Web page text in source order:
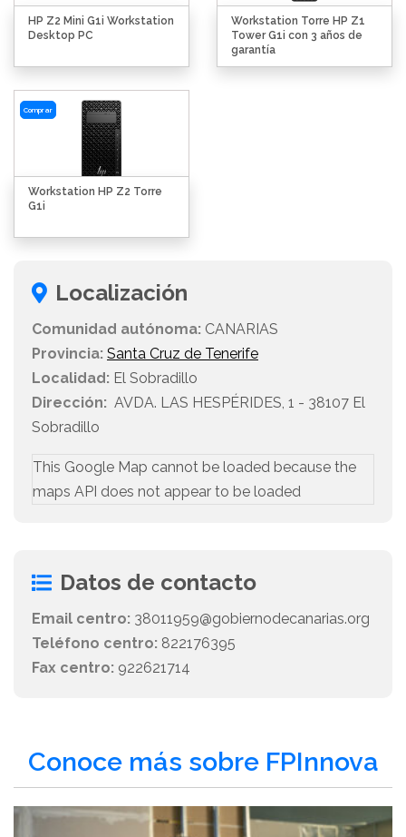
HP Z2 Mini G1i Workstation
Desktop PC
Workstation Torre HP Z1
Tower G1i con 3 años de
garantía
Comprar
Workstation HP Z2 Torre
G1i
Localización
Comunidad autónoma: CANARIAS
Provincia: Santa Cruz de Tenerife
Localidad: El Sobradillo
Dirección: AVDA. LAS HESPÉRIDES, 1 - 38107 El
Sobradillo
This Google Map cannot be loaded because the
maps API does not appear to be loaded
Datos de contacto
Email centro: 38011959@gobiernodecanarias.org
Teléfono centro: 822176395
Fax centro: 922621714
Conoce más sobre FPInnova